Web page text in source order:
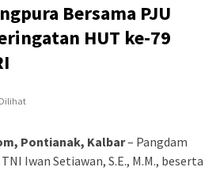
Bersama PJU
HUT ke-79
Pontianak, Kalbar– Pangdam
Iwan Setiawan, S.E., M.M., beserta